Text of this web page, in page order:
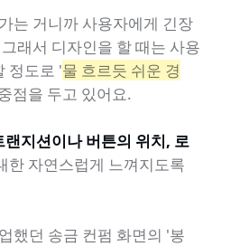
는 거니까 사용자에게 긴장
래서 디자인을 할 때는 사용
정도로 '물 흐르듯 쉬운 경
점을 두고 있어요.
랜지션이나 버튼의 위치, 로
한 자연스럽게 느껴지도록
했던 송금 컨펌 화면의 '봉